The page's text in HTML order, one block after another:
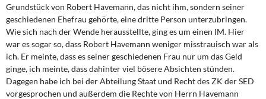
Grundstück von Robert Havemann, das nicht ihm, son­dern seiner
geschiedenen Ehefrau gehörte, eine dritte Person unterzubringen.
Wie sich nach der Wende herausstellte, ging es um einen IM. Hier
war es sogar so, dass Robert Havemann weniger misstrauisch war als
ich. Er meinte, dass es seiner geschiedenen Frau nur um das Geld
ginge, ich meinte, dass dahinter viel bösere Absichten stünden.
Dagegen habe ich bei der Abteilung Staat und Recht des ZK der SED
vorgesprochen und außerdem die Rechte von Herrn Havemann